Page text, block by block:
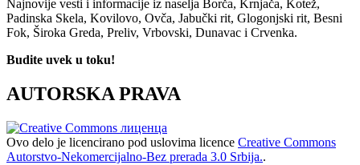
Najnovije vesti i informacije iz naselja Borča, Krnjača, Kotež,
Padinska Skela, Kovilovo, Ovča, Jabučki rit, Glogonjski rit, Besni
Fok, Široka Greda, Preliv, Vrbovski, Dunavac i Crvenka.
Budite uvek u toku!
AUTORSKA PRAVA
Ovo delo je licencirano pod uslovima licence Creative Commons
Autorstvo-Nekomercijalno-Bez prerada 3.0 Srbija..